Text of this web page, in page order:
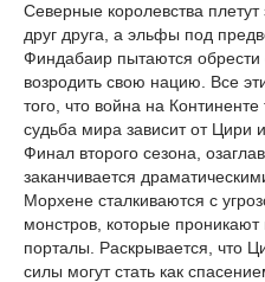
Северные королевства
друг друга, а эльфы под
Финдабаир пытаются обрести
возродить свою нацию. Все
того, что война на
судьба мира зависит от Цири
Финал второго сезона,
заканчивается
Морхене сталкиваются с
монстров, которые проникают
порталы. Раскрывается, что
силы могут стать как